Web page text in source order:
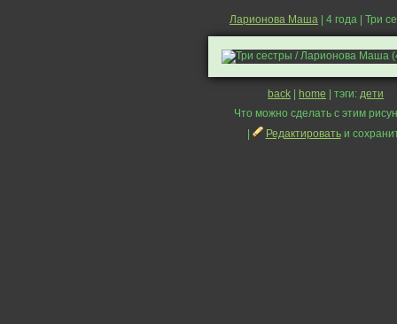
Ларионова Маша | 4 года | Три
back home | тэги: дети
Что можно сделать с этим
Редактироватьи